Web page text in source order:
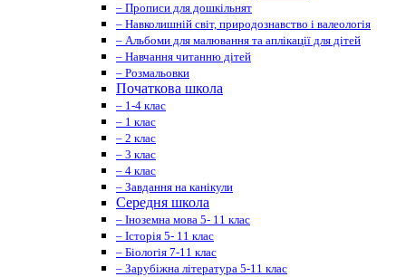
– Прописи для дошкільнят
– Навколишній світ, природознавство і валеологія
– Альбоми для малювання та аплікації для дітей
– Навчання читанню дітей
– Розмальовки
Початкова школа
– 1-4 клас
– 1 клас
– 2 клас
– 3 клас
– 4 клас
– Завдання на канікули
Середня школа
– Іноземна мова 5- 11 клас
– Історія 5- 11 клас
– Біологія 7-11 клас
– Зарубіжна література 5-11 клас